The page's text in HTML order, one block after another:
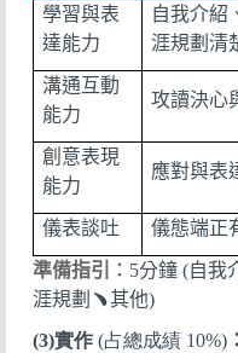
學習與表
達能力
自我介紹
涯規劃清
溝通互動
能力
攻讀決心
創意表現
能力
應對與表
儀表談吐 儀態端正
準備指引 ： 5分鐘 (自我
涯規劃 ﹅其他)
(3)實作 (占總成績 10%) ：